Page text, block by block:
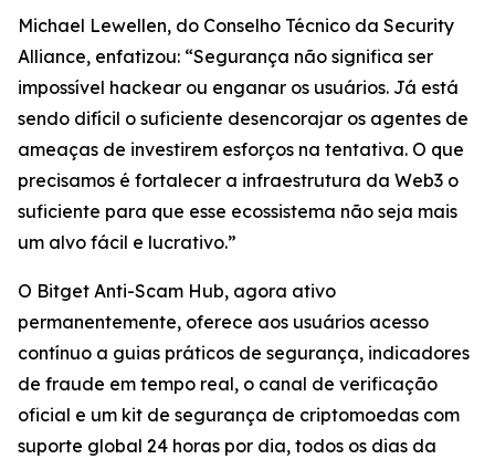
Michael Lewellen, do Conselho Técnico da Security
Alliance, enfatizou: “Segurança não significa ser
impossível hackear ou enganar os usuários. Já está
sendo difícil o suficiente desencorajar os agentes de
ameaças de investirem esforços na tentativa. O que
precisamos é fortalecer a infraestrutura da Web3 o
suficiente para que esse ecossistema não seja mais
um alvo fácil e lucrativo.”
O Bitget Anti-Scam Hub, agora ativo
permanentemente, oferece aos usuários acesso
contínuo a guias práticos de segurança, indicadores
de fraude em tempo real, o canal de verificação
oficial e um kit de segurança de criptomoedas com
suporte global 24 horas por dia, todos os dias da